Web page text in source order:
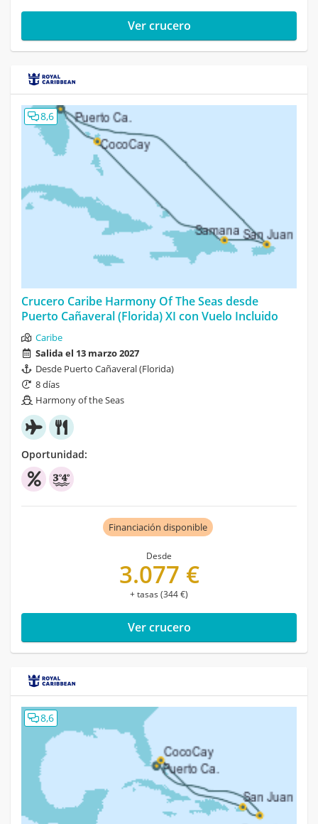
Ver crucero
8,6
Crucero Caribe Harmony Of The Seas desde
Puerto Cañaveral (Florida) XI con Vuelo Incluido
Caribe
Salida el 13 marzo 2027
Desde Puerto Cañaveral (Florida)
8 días
Harmony of the Seas
Oportunidad:
Financiación disponible
Desde
3.077 €
+ tasas (344 €)
Ver crucero
8,6